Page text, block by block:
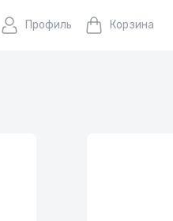
Профиль Корзина